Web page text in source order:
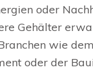
oder
Gehälter
wie dem
oder der